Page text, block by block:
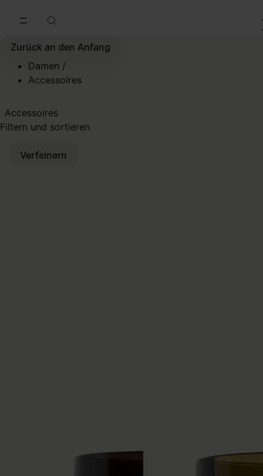
Zurück an den Anfang
Damen /
Accessoires
Accessoires
Filtern und sortieren
Verfeinern